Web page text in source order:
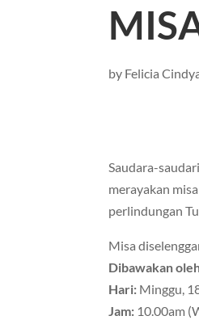
by Felicia
Saudara-
merayakan
perlindungan
Misa
Dibawakan
Hari: Minggu,
Jam: 10.00am